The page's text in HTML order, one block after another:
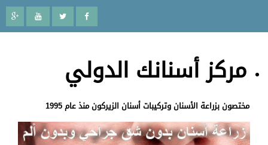
مركز أسنانك الدولي
مختصون بزراعة الأسنان وتركيبات أسنان الزيركون منذ عام 1995